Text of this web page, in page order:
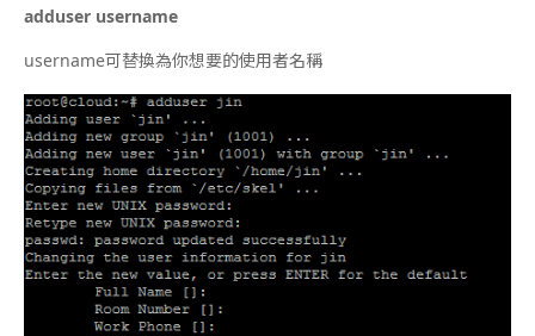
adduser username
username可替換為你想要的使用者名稱